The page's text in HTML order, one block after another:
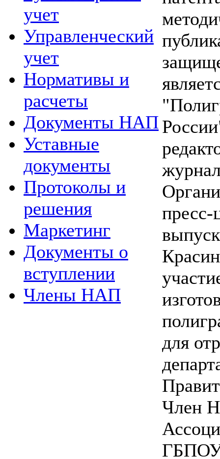
учет
Управленческий
учет
Нормативы и
расчеты
Документы НАП
Уставные
документы
Протоколы и
решения
Маркетинг
Документы о
вступлении
Члены НАП
пресс-
для
Член